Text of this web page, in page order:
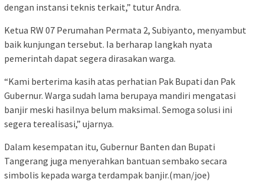
dengan instansi teknis terkait,” tutur Andra.
Ketua RW 07 Perumahan Permata 2, Subiyanto, menyambut
baik kunjungan tersebut. Ia berharap langkah nyata
pemerintah dapat segera dirasakan warga.
“Kami berterima kasih atas perhatian Pak Bupati dan Pak
Gubernur. Warga sudah lama berupaya mandiri mengatasi
banjir meski hasilnya belum maksimal. Semoga solusi ini
segera terealisasi,” ujarnya.
Dalam kesempatan itu, Gubernur Banten dan Bupati
Tangerang juga menyerahkan bantuan sembako secara
simbolis kepada warga terdampak banjir.(man/joe)